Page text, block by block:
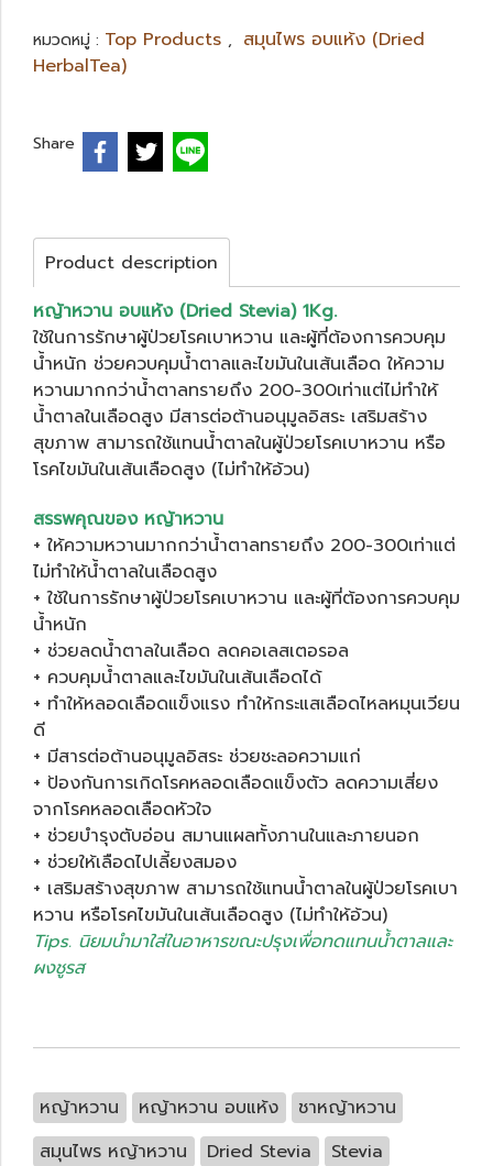
หมวดหมู่ : Top Products , สมุนไพร อบแห้ง (Dried
HerbalTea)
Share
Product description
หญ้าหวาน อบแห้ง (Dried Stevia) 1Kg.
ใช้ในการรักษาผู้ป่วยโรคเบาหวาน และผู้ที่ต้องการควบคุม
น้ำหนัก ช่วยควบคุมน้ำตาลและไขมันในเส้นเลือด ให้ความ
หวานมากกว่าน้ำตาลทรายถึง 200-300เท่าแต่ไม่ทำให้
น้ำตาลในเลือดสูง มีสารต่อต้านอนุมูลอิสระ เสริมสร้าง
สุขภาพ สามารถใช้แทนน้ำตาลในผู้ป่วยโรคเบาหวาน หรือ
โรคไขมันในเส้นเลือดสูง (ไม่ทำให้อ้วน)
สรรพคุณของ หญ้าหวาน
+ ให้ความหวานมากกว่าน้ำตาลทรายถึง 200-300เท่าแต่
ไม่ทำให้น้ำตาลในเลือดสูง
+ ใช้ในการรักษาผู้ป่วยโรคเบาหวาน และผู้ที่ต้องการควบคุม
น้ำหนัก
+ ช่วยลดน้ำตาลในเลือด ลดคอเลสเตอรอล
+ ควบคุมน้ำตาลและไขมันในเส้นเลือดได้
+ ทำให้หลอดเลือดแข็งแรง ทำให้กระแสเลือดไหลหมุนเวียน
ดี
+ มีสารต่อต้านอนุมูลอิสระ ช่วยชะลอความแก่
+ ป้องกันการเกิดโรคหลอดเลือดแข็งตัว ลดความเสี่ยง
จากโรคหลอดเลือดหัวใจ
+ ช่วยบำรุงตับอ่อน สมานแผลทั้งภานในและภายนอก
+ ช่วยให้เลือดไปเลี้ยงสมอง
+ เสริมสร้างสุขภาพ สามารถใช้แทนน้ำตาลในผู้ป่วยโรคเบา
หวาน หรือโรคไขมันในเส้นเลือดสูง (ไม่ทำให้อ้วน)
Tips. นิยมนำมาใส่ในอาหารขณะปรุงเพื่อทดแทนน้ำตาลและ
ผงชูรส
หญ้าหวาน หญ้าหวาน อบแห้ง
ชาหญ้าหวาน
สมุนไพร หญ้าหวาน
Dried Stevia Stevia